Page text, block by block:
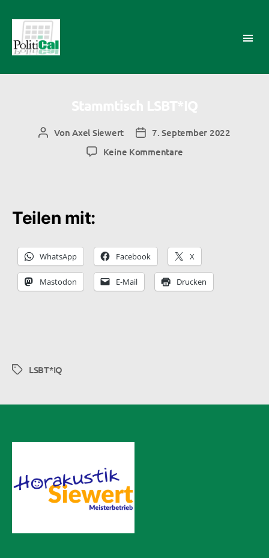
AK
Beitragsautor
VonAxel Siewert Veröffentlichungsdatum
7. September 2022
Keine Kommentarezu
Teilen mit:
WhatsApp Facebook X
Mastodon E-Mail Drucken
Schlagwörter
LSBT*IQ